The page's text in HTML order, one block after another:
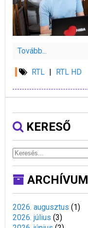
Tovább...
RTL | RTL HD
KERESŐ
ARCHÍVUM
2026. augusztus (1)
2026. július (3)